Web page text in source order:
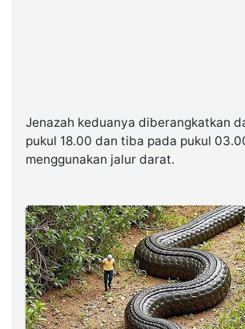
Jenazah keduanya diberangkatkan
pukul 18.00 dan tiba pada pukul
menggunakan jalur darat.